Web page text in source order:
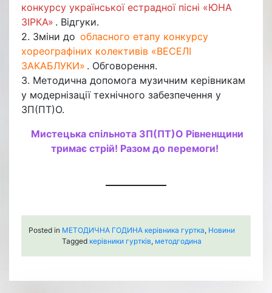
конкурсу української естрадної пісні «ЮНА
ЗІРКА» . Відгуки.
2. Зміни до обласного етапу конкурсу
хореографіних колективів «ВЕСЕЛІ
ЗАКАБЛУКИ» . Обговорення.
3. Методична допомога музичним керівникам
у модернізації технічного забезпечення у
ЗП(ПТ)О.
Мистецька спільнота ЗП(ПТ)О Рівненщини
тримає стрій! Разом до перемоги!
Posted in МЕТОДИЧНА ГОДИНА керівника гуртка, Новини
Tagged керівники гуртків, методгодина